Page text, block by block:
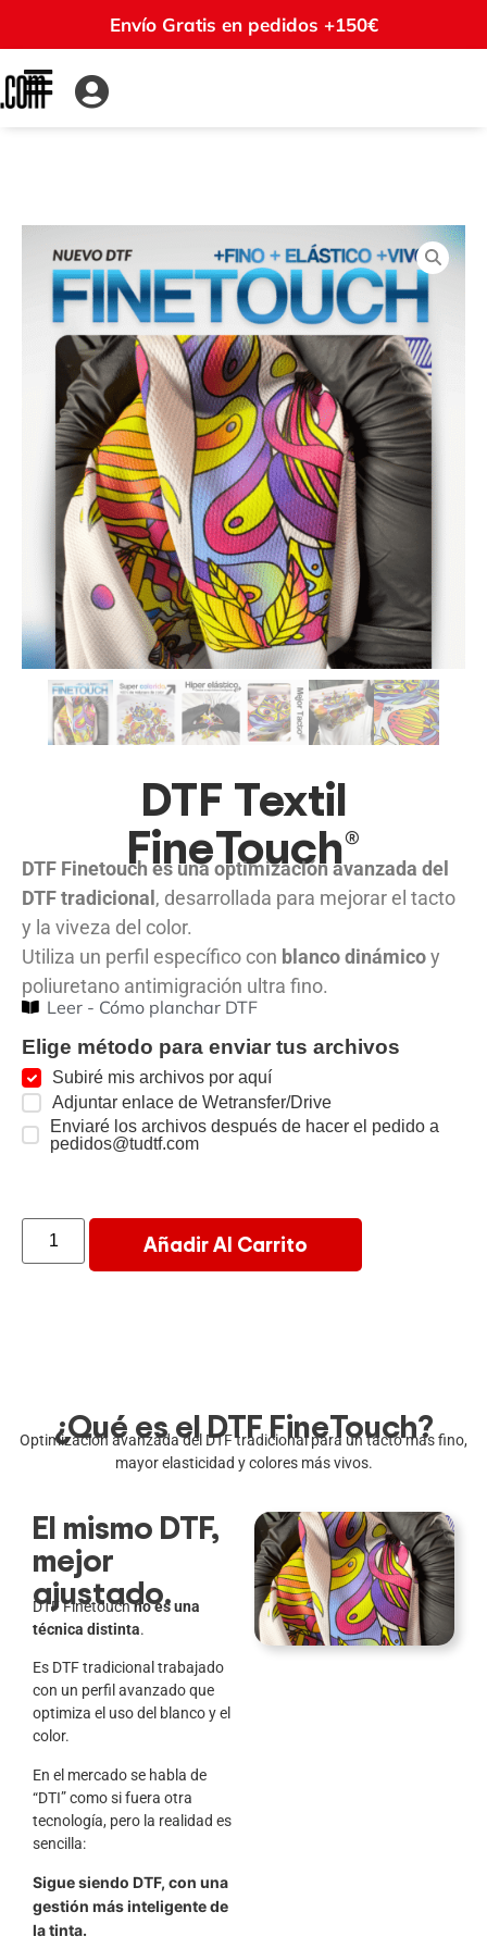
Envío Gratis en pedidos +150€
DTF Textil
FineTouch®
DTF Finetouch es una optimización avanzada del
DTF tradicional , desarrollada para mejorar el tacto
y la viveza del color.
Utiliza un perfil específico con blanco dinámicoy
poliuretano antimigración ultra fino.
Leer - Cómo planchar DTF
Elige método para enviar tus archivos
Subiré mis archivos por aquí
Adjuntar enlace de Wetransfer/Drive
Enviaré los archivos después de hacer el pedido a
pedidos@tudtf.com
Añadir Al Carrito
¿Qué es el DTF FineTouch?​
Optimización avanzada del DTF tradicional para un tacto más fino,
mayor elasticidad y colores más vivos.
El mismo DTF,
mejor
ajustado.
DTF Finetouchno es una
técnica distinta.
Es DTF tradicional trabajado
con un perfil avanzado que
optimiza el uso del blanco y el
color.
En el mercado se habla de
“DTI” como si fuera otra
tecnología, pero la realidad es
sencilla:
Sigue siendo DTF, con una
gestión más inteligente de
la tinta.